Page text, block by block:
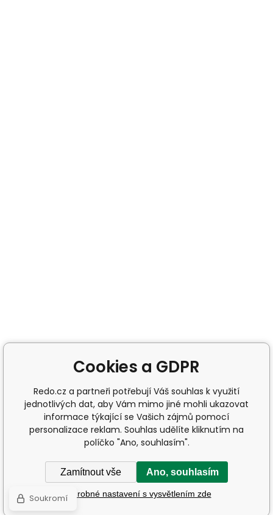
Cookies a GDPR
Redo.cz a partneři potřebují Váš souhlas k využití
jednotlivých dat, aby Vám mimo jiné mohli ukazovat
informace týkající se Vašich zájmů pomocí
personalizace reklam. Souhlas udělíte kliknutím na
políčko "Ano, souhlasím".
Zamítnout vše Ano, souhlasím
Podrobné nastavení s vysvětlením zde
Soukromí